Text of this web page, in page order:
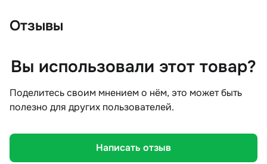
Отзывы
Вы использовали этот товар?
Поделитесь своим мнением о нём, это может быть
полезно для других пользователей.
Написать отзыв